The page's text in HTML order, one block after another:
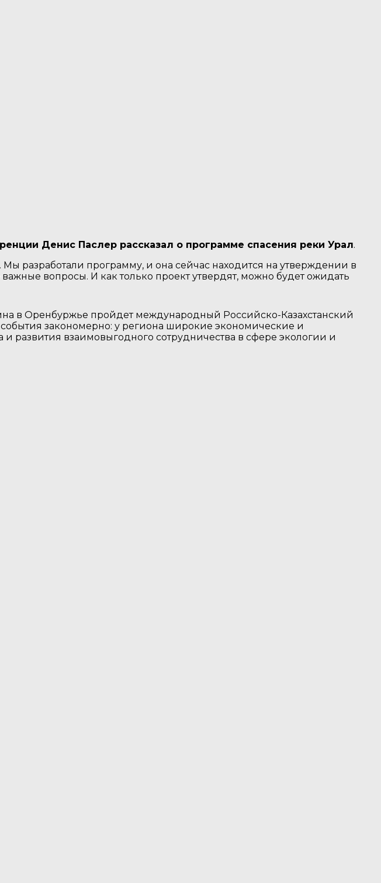
Денис Паслер рассказал о программе спасения реки Урал.
разработали программу, и она сейчас находится на утверждении в
вопросы. И как только проект утвердят, можно будет ожидать
в Оренбуржье пройдет международный Российско-Казахстанский
закономерно: у региона широкие экономические и
взаимовыгодного сотрудничества в сфере экологии и